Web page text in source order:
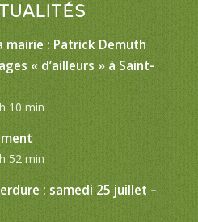
mairie : Patrick Demuth
« d’ailleurs » à Saint-
10 min
52 min
: samedi 25 juillet –